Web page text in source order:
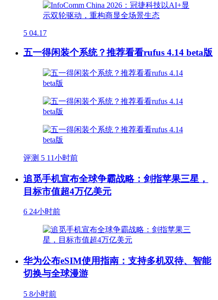
5 04.17
五一得闲装个系统？推荐看看rufus 4.14 beta版
评测 5 11小时前
追觅手机宣布全球争霸战略：剑指苹果三星，
目标市值超4万亿美元
6 24小时前
华为公布eSIM使用指南：支持多机双待、智能
切换与全球漫游
5 8小时前